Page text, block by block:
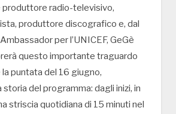
radio-televisivo,
produttore discografico e, dal
per l’UNICEF, GeGè
questo importante traguardo
puntata del 16 giugno,
del programma: dagli inizi, in
striscia quotidiana di 15 minuti nel